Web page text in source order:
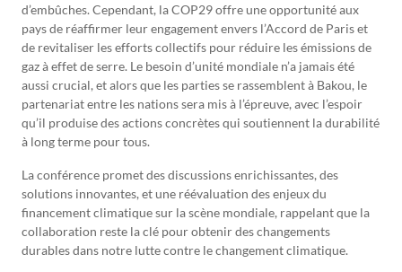
d’embûches. Cependant, la COP29 offre une opportunité aux
pays de réaffirmer leur engagement envers l’Accord de Paris et
de revitaliser les efforts collectifs pour réduire les émissions de
gaz à effet de serre. Le besoin d’unité mondiale n’a jamais été
aussi crucial, et alors que les parties se rassemblent à Bakou, le
partenariat entre les nations sera mis à l’épreuve, avec l’espoir
qu’il produise des actions concrètes qui soutiennent la durabilité
à long terme pour tous.
La conférence promet des discussions enrichissantes, des
solutions innovantes, et une réévaluation des enjeux du
financement climatique sur la scène mondiale, rappelant que la
collaboration reste la clé pour obtenir des changements
durables dans notre lutte contre le changement climatique.